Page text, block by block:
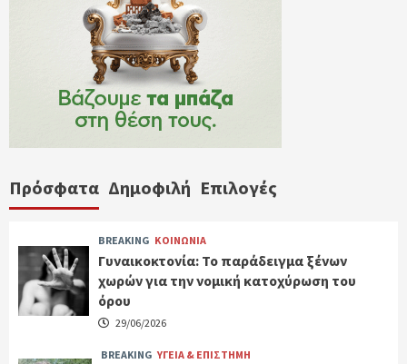
Πρόσφατα Δημοφιλή Επιλογές
BREAKING ΚΟΙΝΩΝΙΑ
Γυναικοκτονία: Το παράδειγμα ξένων
χωρών για την νομική κατοχύρωση του
όρου
29/06/2026
BREAKING ΥΓΕΙΑ & ΕΠΙΣΤΗΜΗ